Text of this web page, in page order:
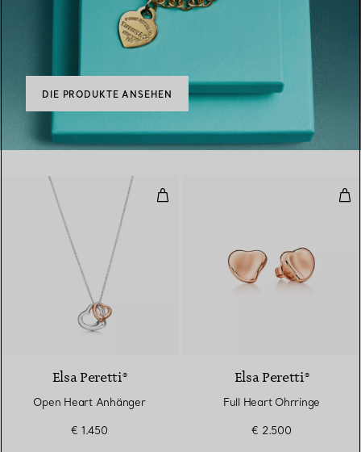
DIE PRODUKTE ANSEHEN
Open Heart Anhänger
Elsa Peretti®
Open Heart Anhänger
€ 1.450
Elsa Peretti®
Full Heart Ohrringe
€ 2.500